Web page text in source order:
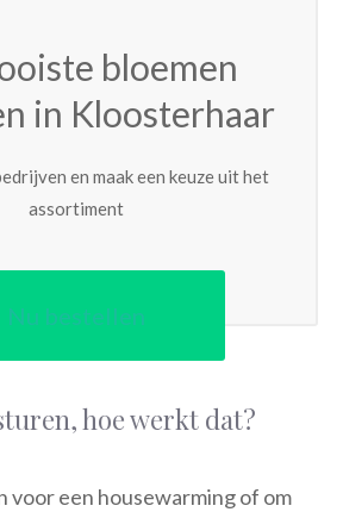
bloemen
in Kloosterhaar
en maak een keuze uit het
assortiment
Nu bestellen
hoe werkt dat?
voor een housewarming of om